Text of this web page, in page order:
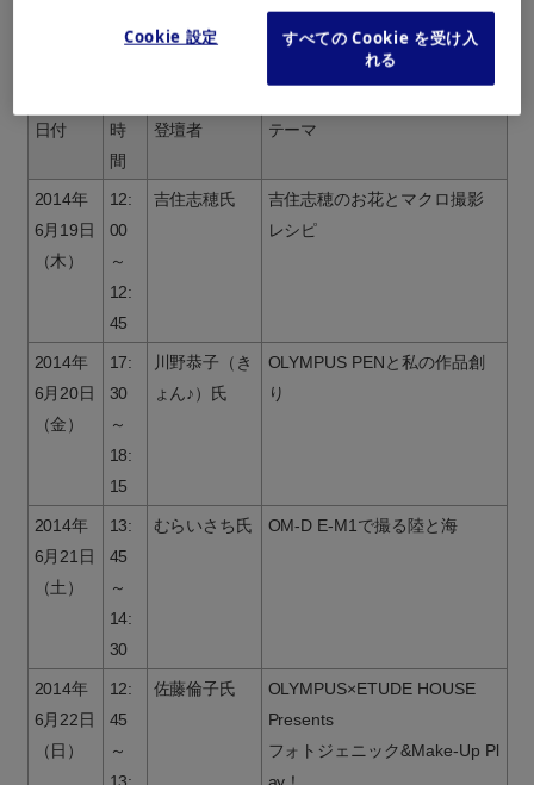
com/special/exhibition_2014/）
オリンパス トークステージ スケジュール
日付
時
間
登壇者 テーマ
2014年
6月19日
（木）
12:
00
～
12:
45
吉住志穂氏
吉住志穂のお花とマクロ撮影
レシピ
2014年
6月20日
（金）
17:
30
～
18:
15
川野恭子（き
ょん♪）氏
OLYMPUS PENと私の作品創
り
2014年
6月21日
（土）
13:
45
～
14:
30
むらいさち氏 OM-D E-M1で撮る陸と海
2014年
6月22日
（日）
12:
45
～
13:
佐藤倫子氏
OLYMPUS×ETUDE HOUSE
Presents
フォトジェニック&Make-Up Pl
ay！
Cookie 設定
すべての Cookie を受け入
れる